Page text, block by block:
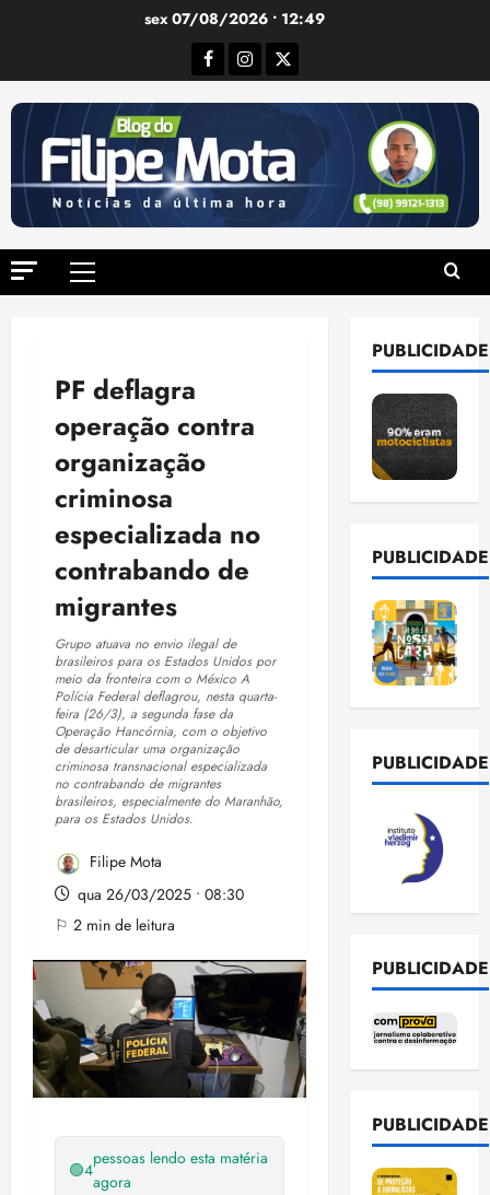
sex 07/08/2026 • 12:49
Facebook
Instagram
Twitter
Menu
PF deflagra
operação contra
organização
criminosa
especializada no
contrabando de
migrantes
Grupo atuava no envio ilegal de
brasileiros para os Estados Unidos por
meio da fronteira com o México A
Polícia Federal deflagrou, nesta quarta-
feira (26/3), a segunda fase da
Operação Hancórnia, com o objetivo
de desarticular uma organização
criminosa transnacional especializada
no contrabando de migrantes
brasileiros, especialmente do Maranhão,
para os Estados Unidos.
Filipe Mota
qua 26/03/2025 • 08:30
⚐ 2 min de leitura
🟢4
pessoas lendo esta matéria
agora
PUBLICIDADE
PUBLICIDADE
PUBLICIDADE
PUBLICIDADE
PUBLICIDADE